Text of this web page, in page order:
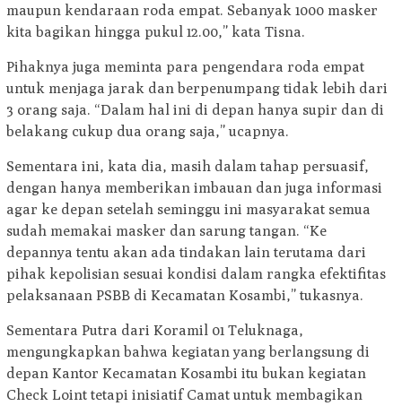
maupun kendaraan roda empat. Sebanyak 1000 masker
kita bagikan hingga pukul 12.00,” kata Tisna.
Pihaknya juga meminta para pengendara roda empat
untuk menjaga jarak dan berpenumpang tidak lebih dari
3 orang saja. “Dalam hal ini di depan hanya supir dan di
belakang cukup dua orang saja,” ucapnya.
Sementara ini, kata dia, masih dalam tahap persuasif,
dengan hanya memberikan imbauan dan juga informasi
agar ke depan setelah seminggu ini masyarakat semua
sudah memakai masker dan sarung tangan. “Ke
depannya tentu akan ada tindakan lain terutama dari
pihak kepolisian sesuai kondisi dalam rangka efektifitas
pelaksanaan PSBB di Kecamatan Kosambi,” tukasnya.
Sementara Putra dari Koramil 01 Teluknaga,
mengungkapkan bahwa kegiatan yang berlangsung di
depan Kantor Kecamatan Kosambi itu bukan kegiatan
Check Loint tetapi inisiatif Camat untuk membagikan